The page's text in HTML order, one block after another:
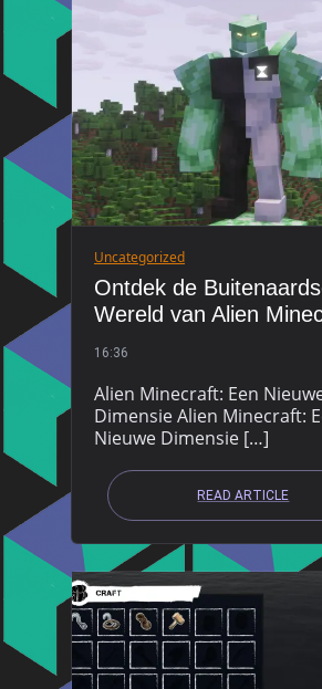
Uncategorized
Ontdek de
Wereld van Alien
16:36
Alien Minecraft: Een
Dimensie Alien Minecraft:
Nieuwe Dimensie […]
READ ARTICLE